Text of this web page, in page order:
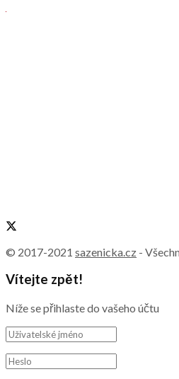
© 2017-2021 sazenicka.cz -
Vítejte zpět!
Níže se přihlaste do vašeho účtu